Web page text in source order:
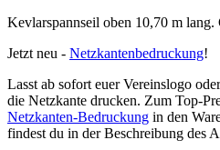
Kevlarspannseil oben 10,70 m
Jetzt neu - Netzkantenbedruckung!
Lasst ab sofort euer Vereinslogo
die Netzkante drucken. Zum Top-
Netzkanten-Bedruckung in den
findest du in der Beschreibung des